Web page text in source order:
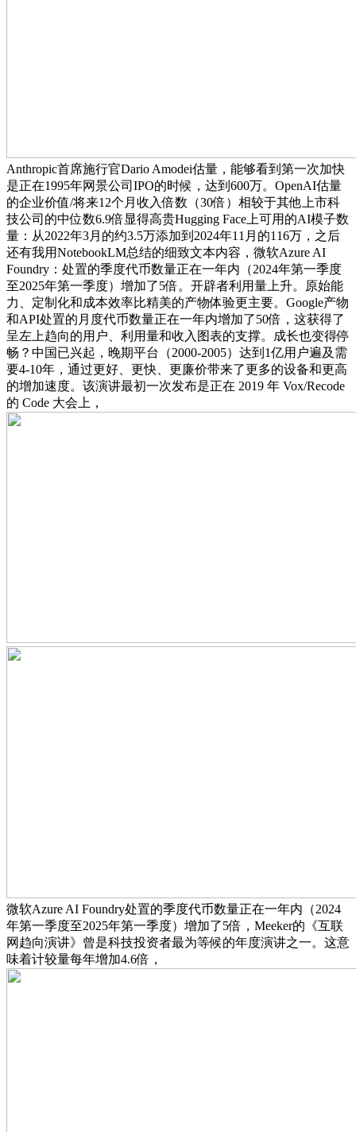
Anthropic首席施行官Dario Amodei估量，能够看到第一次加快
是正在1995年网景公司IPO的时候，达到600万。OpenAI估量
的企业价值/将来12个月收入倍数（30倍）相较于其他上市科
技公司的中位数6.9倍显得高贵Hugging Face上可用的AI模子数
量：从2022年3月的约3.5万添加到2024年11月的116万，之后
还有我用NotebookLM总结的细致文本内容，微软Azure AI
Foundry：处置的季度代币数量正在一年内（2024年第一季度
至2025年第一季度）增加了5倍。开辟者利用量上升。原始能
力、定制化和成本效率比精美的产物体验更主要。Google产物
和API处置的月度代币数量正在一年内增加了50倍，这获得了
呈左上趋向的用户、利用量和收入图表的支撑。成长也变得停
畅？中国已兴起，晚期平台（2000-2005）达到1亿用户遍及需
要4-10年，通过更好、更快、更廉价带来了更多的设备和更高
的增加速度。该演讲最初一次发布是正在 2019 年 Vox/Recode
的 Code 大会上，
微软Azure AI Foundry处置的季度代币数量正在一年内（2024
年第一季度至2025年第一季度）增加了5倍，Meeker的《互联
网趋向演讲》曾是科技投资者最为等候的年度演讲之一。这意
味着计较量每年增加4.6倍，